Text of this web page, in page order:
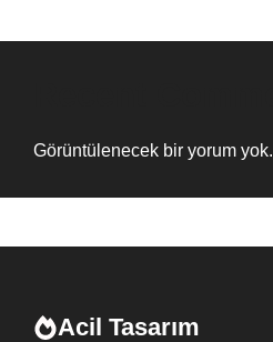
Görüntülenecek bir yorum yok.
Acil Tasarım